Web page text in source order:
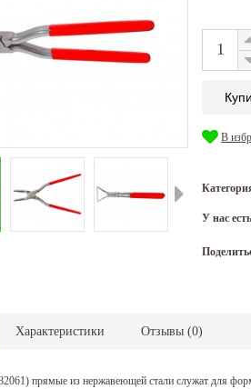
В
У нас
Характеристики Отзывы (0)
прямые из нержавеющей стали служат для